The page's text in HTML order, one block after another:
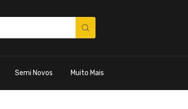
Semi Novos Muito Mais